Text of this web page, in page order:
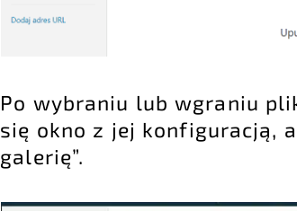
Po wybraniu lub wgraniu
się okno z jej konfiguracją,
galerię”.